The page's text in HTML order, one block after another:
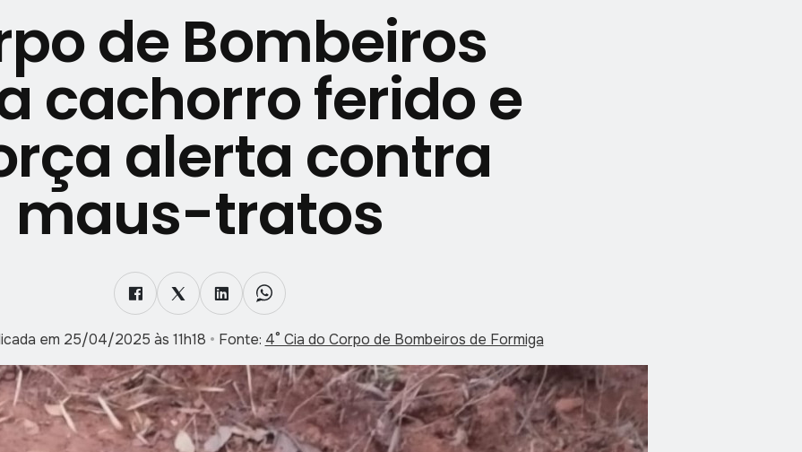
de Bombeiros
cachorro ferido e
alerta contra
maus-tratos
em 25/04/2025 às 11h18 • Fonte: 4° Cia do Corpo de Bombeiros de Formiga